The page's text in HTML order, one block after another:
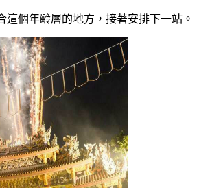
這個年齡層的地方，接著安排下一站。